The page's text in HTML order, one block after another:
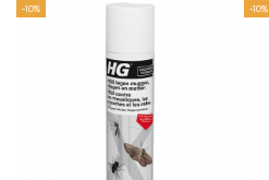
-10% -10%